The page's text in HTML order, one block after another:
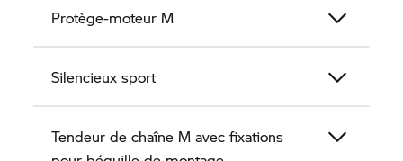
Protège-moteur M
Silencieux sport
Tendeur de chaîne M avec fixations